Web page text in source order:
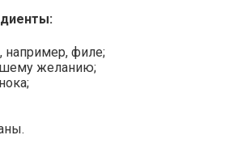
например, филе;
желанию;